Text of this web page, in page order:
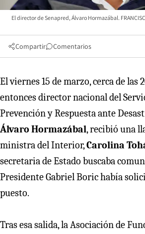
El director de Senapred, Álvaro Hormazábal.
Compartir Comentarios
El viernes 15 de marzo, cerca de las
entonces director nacional del
Prevención y Respuesta ante
Álvaro Hormazábal, recibió una
ministra del Interior,Carolina
secretaria de Estado buscaba
Presidente Gabriel Boric había
puesto.
Tras esa salida, la Asociación de